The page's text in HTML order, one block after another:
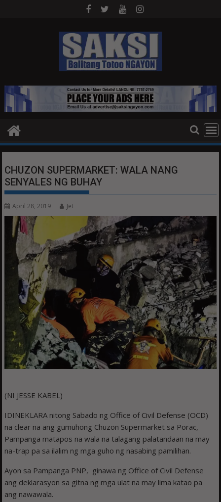
CHUZON SUPERMARKET: WALA NANG
SENYALES NG BUHAY
April 28, 2019 Jet
(NI JESSE KABEL)
IDINEKLARA nitong Sabado ng Office of Civil Defense (OCD)
na clear na ang gumuhong Chuzon Supermarket sa Porac,
Pampanga matapos na wala na talagang palatandaan na may
na-trap pa sa ilalim ng mga guho ng nasabing pamilihan.
Ayon sa Pampanga PNP, ginawa ng Office of Civil Defense
ang deklarasyon sa gitna ng mga ulat na may lima katao pa
ang nawawala.